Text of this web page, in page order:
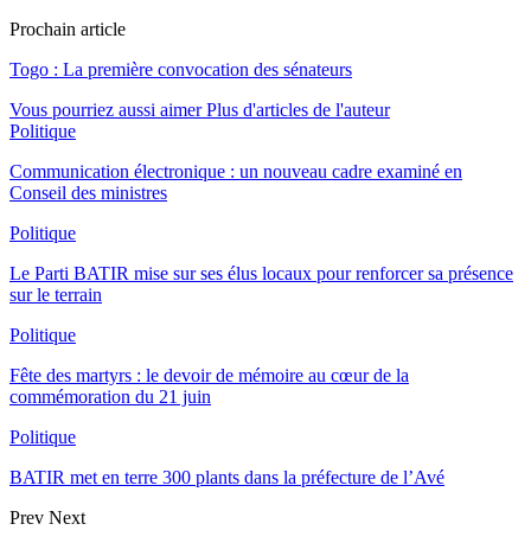
Prochain article
Togo : La première convocation des sénateurs
Vous pourriez aussi aimer Plus d'articles de l'auteur
Politique
Communication électronique : un nouveau cadre examiné en
Conseil des ministres
Politique
Le Parti BATIR mise sur ses élus locaux pour renforcer sa présence
sur le terrain
Politique
Fête des martyrs : le devoir de mémoire au cœur de la
commémoration du 21 juin
Politique
BATIR met en terre 300 plants dans la préfecture de l’Avé
Prev Next